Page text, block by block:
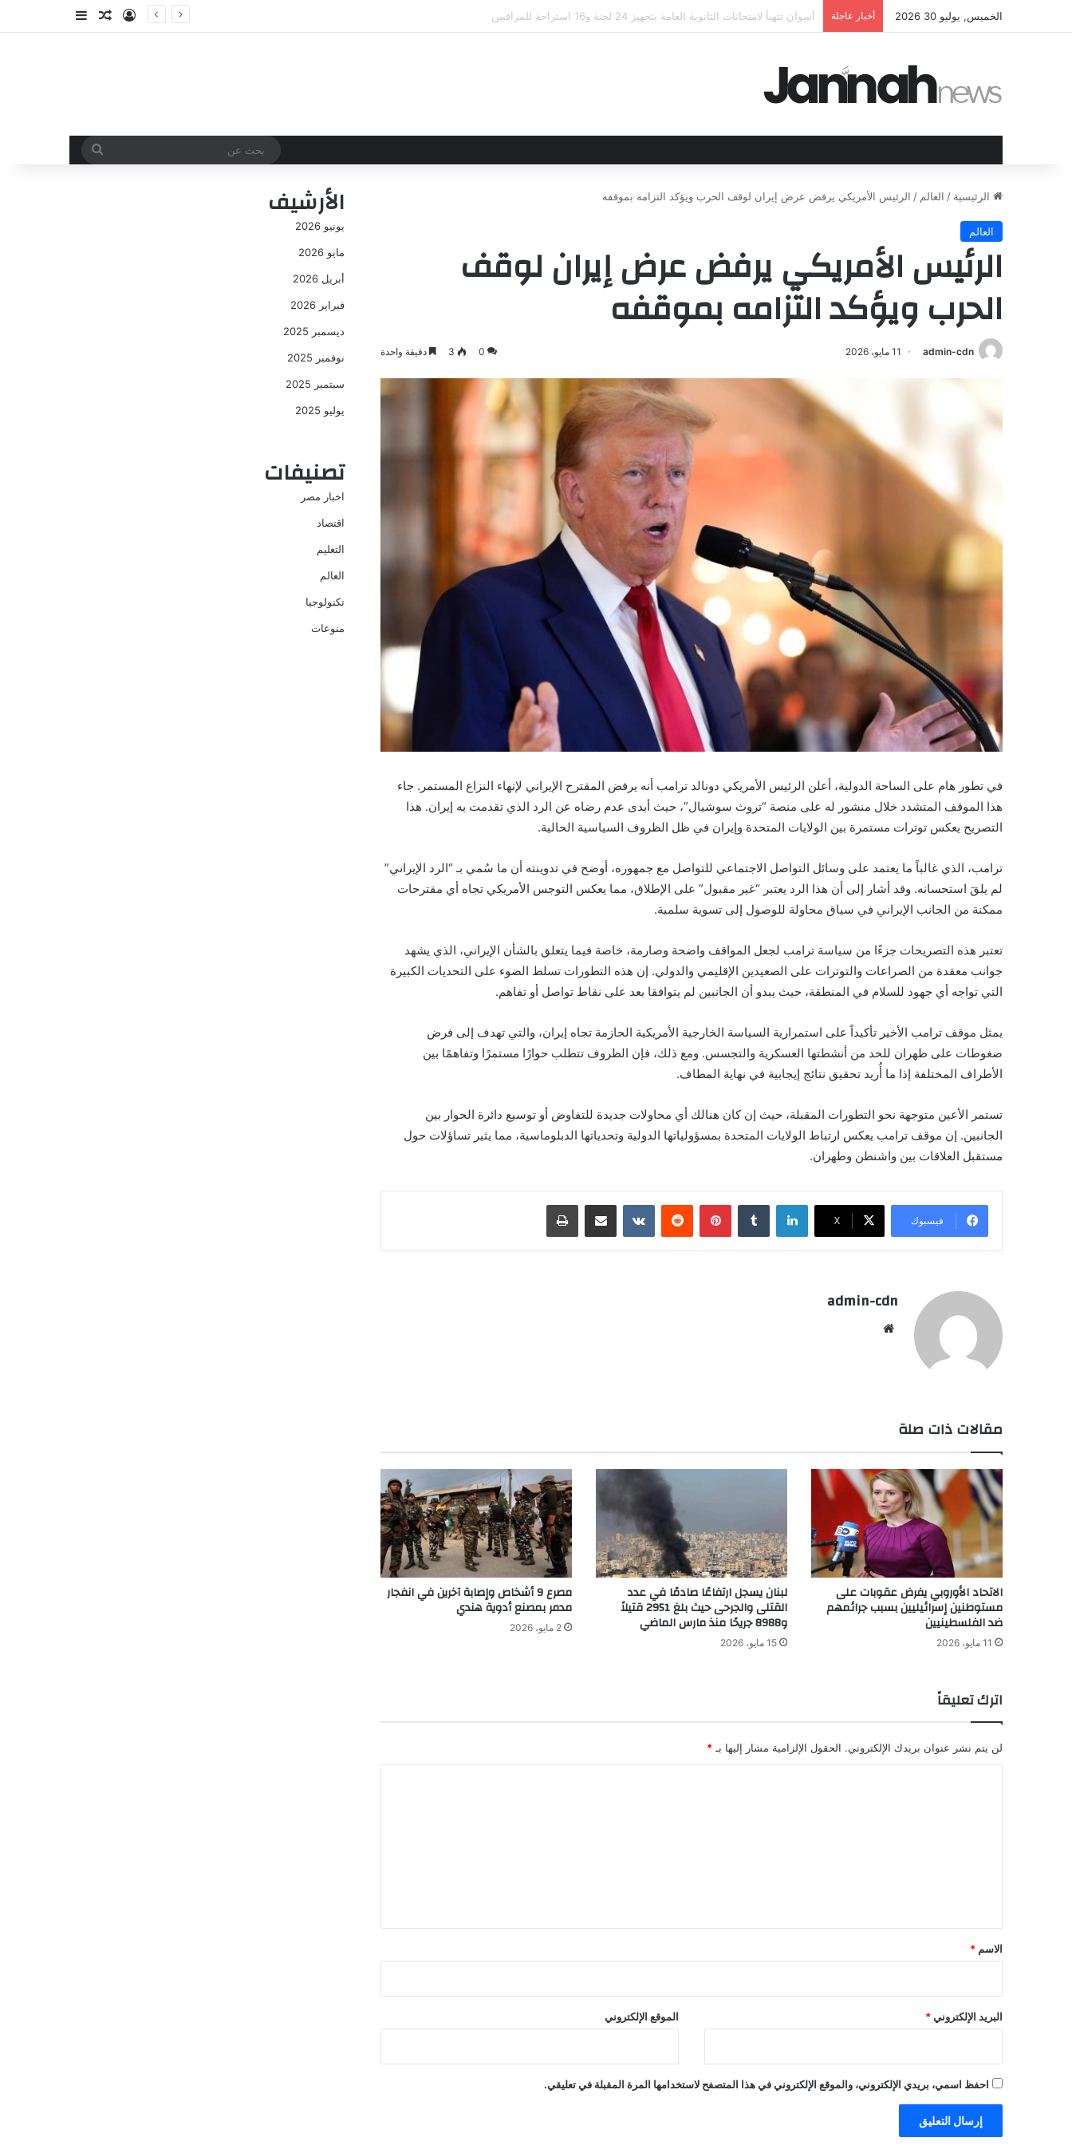
الخميس, يوليو 30 2026 أخبار عاجلة الهند وقبرص تعززان علاقاتهما من خلال تأسيس شراكة استراتيجية جديدة تسجيل الدخول
مقال عشوائي
إضافة عمود
بحث
الرئيسية / العالم / الرئيس الأمريكي يرفض عرض إيران لوقف الحرب ويؤكد التزامه بموقفه
العالم
الرئيس الأمريكي يرفض عرض إيران لوقف
الحرب ويؤكد التزامه بموقفه
admin-cdn 11 مايو، 2026 0
3 دقيقة واحدة
في تطور هام على الساحة الدولية، أعلن الرئيس الأمريكي دونالد ترامب أنه يرفض المقترح الإيراني لإنهاء النزاع المستمر. جاء
هذا الموقف المتشدد خلال منشور له على منصة “تروث سوشيال”، حيث أبدى عدم رضاه عن الرد الذي تقدمت به إيران. هذا
التصريح يعكس توترات مستمرة بين الولايات المتحدة وإيران في ظل الظروف السياسية الحالية.
ترامب، الذي غالباً ما يعتمد على وسائل التواصل الاجتماعي للتواصل مع جمهوره، أوضح في تدوينته أن ما سُمي بـ “الرد الإيراني”
لم يلقَ استحسانه. وقد أشار إلى أن هذا الرد يعتبر “غير مقبول” على الإطلاق، مما يعكس التوجس الأمريكي تجاه أي مقترحات
ممكنة من الجانب الإيراني في سياق محاولة للوصول إلى تسوية سلمية.
تعتبر هذه التصريحات جزءًا من سياسة ترامب لجعل المواقف واضحة وصارمة، خاصة فيما يتعلق بالشأن الإيراني، الذي يشهد
جوانب معقدة من الصراعات والتوترات على الصعيدين الإقليمي والدولي. إن هذه التطورات تسلط الضوء على التحديات الكبيرة
التي تواجه أي جهود للسلام في المنطقة، حيث يبدو أن الجانبين لم يتوافقا بعد على نقاط تواصل أو تفاهم.
يمثل موقف ترامب الأخير تأكيداً على استمرارية السياسة الخارجية الأمريكية الحازمة تجاه إيران، والتي تهدف إلى فرض
ضغوطات على طهران للحد من أنشطتها العسكرية والتجسس. ومع ذلك، فإن الظروف تتطلب حوارًا مستمرًا وتفاهمًا بين
الأطراف المختلفة إذا ما أُريد تحقيق نتائج إيجابية في نهاية المطاف.
تستمر الأعين متوجهة نحو التطورات المقبلة، حيث إن كان هنالك أي محاولات جديدة للتفاوض أو توسيع دائرة الحوار بين
الجانبين. إن موقف ترامب يعكس ارتباط الولايات المتحدة بمسؤولياتها الدولية وتحدياتها الدبلوماسية، مما يثير تساؤلات حول
مستقبل العلاقات بين واشنطن وطهران.
فيسبوك X
لينكدإن بينتيريست مشاركة عبر البريد طباعة
admin-cdn
مقالات ذات صلة
الاتحاد الأوروبي يفرض عقوبات على
مستوطنين إسرائيليين بسبب جرائمهم
ضد الفلسطينيين
11 مايو، 2026
لبنان يسجل ارتفاعًا صادمًا في عدد
القتلى والجرحى حيث بلغ 2951 قتيلاً
و8988 جريحًا منذ مارس الماضي
15 مايو، 2026
مصرع 9 أشخاص وإصابة آخرين في انفجار
مدمر بمصنع أدوية هندي
2 مايو، 2026
اترك تعليقاً
لن يتم نشر عنوان بريدك الإلكتروني. الحقول الإلزامية مشار إليها بـ *
*
الاسم *
البريد الإلكتروني * الموقع الإلكتروني
احفظ اسمي، بريدي الإلكتروني، والموقع الإلكتروني في هذا المتصفح لاستخدامها المرة المقبلة في تعليقي.
الأرشيف
يونيو 2026
مايو 2026
أبريل 2026
فبراير 2026
ديسمبر 2025
نوفمبر 2025
سبتمبر 2025
يوليو 2025
تصنيفات
اخبار مصر
اقتصاد
التعليم
العالم
تكنولوجيا
منوعات